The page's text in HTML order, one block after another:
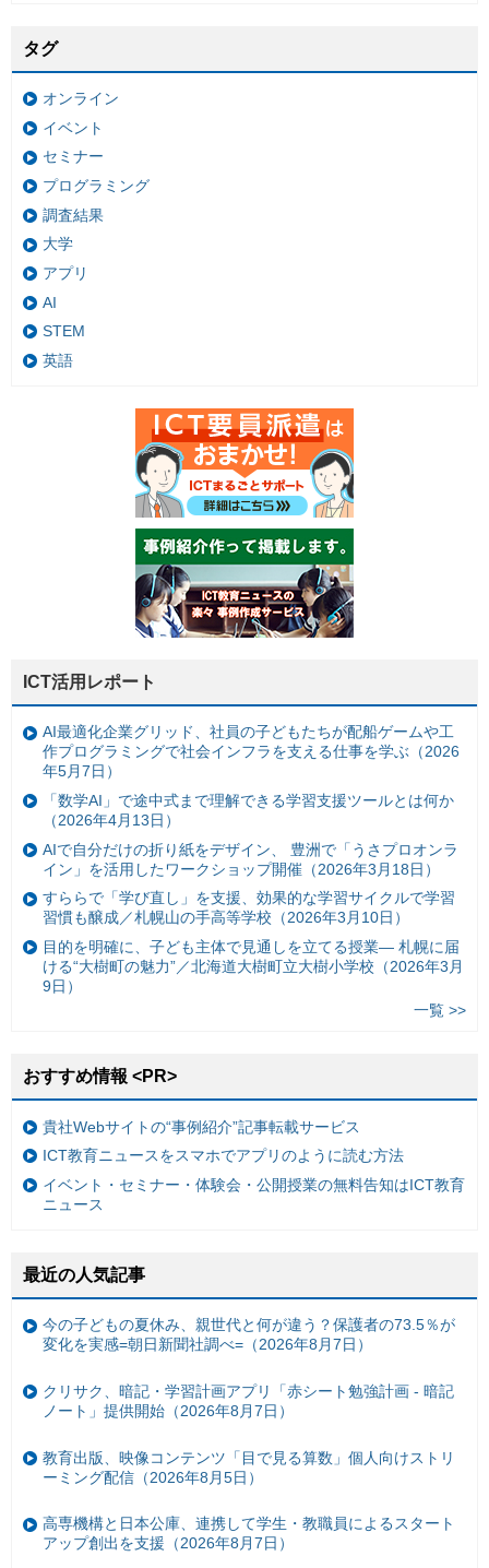
タグ
オンライン
イベント
セミナー
プログラミング
調査結果
大学
アプリ
AI
STEM
英語
ICT活用レポート
AI最適化企業グリッド、社員の子どもたちが配船ゲームや工
作プログラミングで社会インフラを支える仕事を学ぶ（2026
年5月7日）
「数学AI」で途中式まで理解できる学習支援ツールとは何か
（2026年4月13日）
AIで自分だけの折り紙をデザイン、 豊洲で「うさプロオンラ
イン」を活用したワークショップ開催（2026年3月18日）
すららで「学び直し」を支援、効果的な学習サイクルで学習
習慣も醸成／札幌山の手高等学校（2026年3月10日）
目的を明確に、子ども主体で見通しを立てる授業— 札幌に届
ける“大樹町の魅力”／北海道大樹町立大樹小学校（2026年3月
9日）
一覧 >>
おすすめ情報 <PR>
貴社Webサイトの“事例紹介”記事転載サービス
ICT教育ニュースをスマホでアプリのように読む方法
イベント・セミナー・体験会・公開授業の無料告知はICT教育
ニュース
最近の人気記事
今の子どもの夏休み、親世代と何が違う？保護者の73.5％が
変化を実感=朝日新聞社調べ=（2026年8月7日）
クリサク、暗記・学習計画アプリ「赤シート勉強計画 - 暗記
ノート」提供開始（2026年8月7日）
教育出版、映像コンテンツ「目で見る算数」個人向けストリ
ーミング配信（2026年8月5日）
高専機構と日本公庫、連携して学生・教職員によるスタート
アップ創出を支援（2026年8月7日）